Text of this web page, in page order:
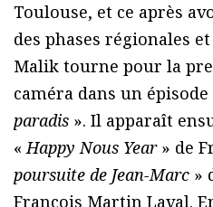
Toulouse, et ce après
des phases régionales
Malik tourne pour la
caméra dans un épisode
paradis ». Il apparaît
«Happy Nous Year » de
poursuite de Jean-Marc »
François Martin Laval.